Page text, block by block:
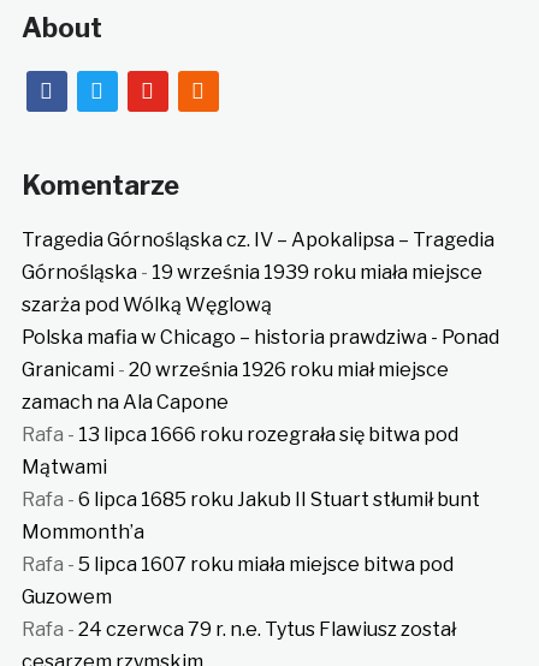
About
facebooktwitter youtube
rss
Komentarze
Tragedia Górnośląska cz. IV – Apokalipsa – Tragedia
Górnośląska- 19 września 1939 roku miała miejsce
szarża pod Wólką Węglową
Polska mafia w Chicago – historia prawdziwa - Ponad
Granicami- 20 września 1926 roku miał miejsce
zamach na Ala Capone
Rafa - 13 lipca 1666 roku rozegrała się bitwa pod
Mątwami
Rafa - 6 lipca 1685 roku Jakub II Stuart stłumił bunt
Mommonth’a
Rafa - 5 lipca 1607 roku miała miejsce bitwa pod
Guzowem
Rafa - 24 czerwca 79 r. n.e. Tytus Flawiusz został